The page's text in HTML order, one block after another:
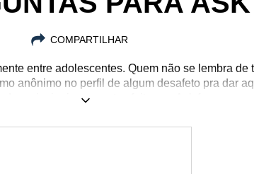
COMPARTILHAR
entre adolescentes. Quem não se lembra de
anônimo no perfil de algum desafeto pra dar
das principais perguntas feitas no Ask.fm.